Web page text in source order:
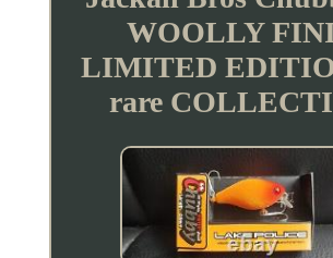
WOOLLY
LIMITED
rare